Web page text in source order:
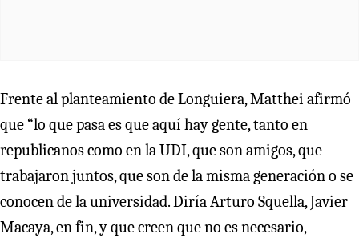
Frente al planteamiento de Longuiera, Matthei afirmó
que “lo que pasa es que aquí hay gente, tanto en
republicanos como en la UDI, que son amigos, que
trabajaron juntos, que son de la misma generación o se
conocen de la universidad. Diría Arturo Squella, Javier
Macaya, en fin, y que creen que no es necesario,